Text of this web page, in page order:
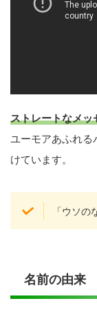
ストレートなメッ
ユーモアあふれる
けています。
「ウソの
名前の由来